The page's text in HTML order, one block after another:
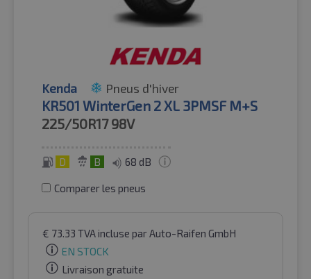
Kenda Pneus d'hiver
KR501 WinterGen 2 XL 3PMSF M+S
225/50R17 98V
D B 68 dB
Comparer les pneus
€ 73.33 TVA incluse par Auto-Raifen GmbH
EN STOCK
Livraison gratuite